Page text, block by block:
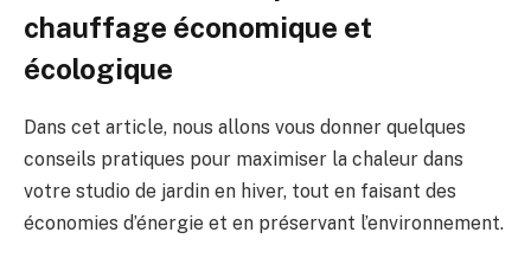
chauffage économique et‌
écologique
Dans‌ cet article, ⁣nous allons vous donner quelques
conseils pratiques ‍pour ‍maximiser la chaleur ​dans​
votre studio de jardin en hiver, tout en faisant des
économies d’énergie et en préservant l’environnement.